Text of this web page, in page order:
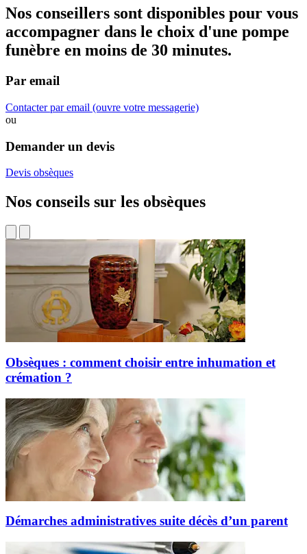
Nos conseillers sont disponibles pour vous
accompagner dans le choix d'une pompe
funèbre en moins de 30 minutes.
Par email
Contacter par email (ouvre votre messagerie)
ou
Demander un devis
Devis obsèques
Nos conseils sur les obsèques
Obsèques : comment choisir entre inhumation et
crémation ?
Démarches administratives suite décès d’un parent